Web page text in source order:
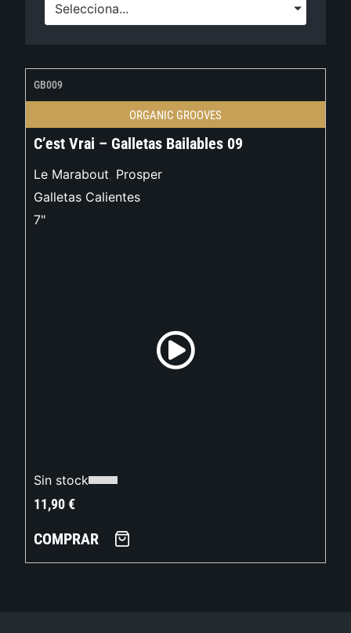
Selecciona...
GB009
ORGANIC GROOVES
C’est Vrai – Galletas Bailables 09
Le Marabout, Prosper
Galletas Calientes
7"
Sin stock
11,90€
COMPRAR